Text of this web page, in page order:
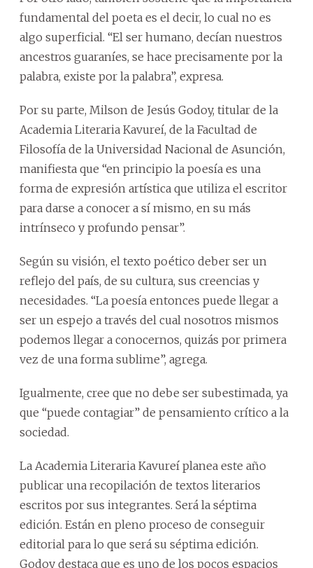
fundamental del poeta es el decir, lo cual no es
algo superficial. “El ser humano, decían nuestros
ancestros guaraníes, se hace precisamente por la
palabra, existe por la palabra”, expresa.
Por su parte, Milson de Jesús Godoy, titular de la
Academia Literaria Kavureí, de la Facultad de
Filosofía de la Universidad Nacional de Asunción,
manifiesta que “en principio la poesía es una
forma de expresión artística que utiliza el escritor
para darse a conocer a sí mismo, en su más
intrínseco y profundo pensar”.
Según su visión, el texto poético deber ser un
reflejo del país, de su cultura, sus creencias y
necesidades. “La poesía entonces puede llegar a
ser un espejo a través del cual nosotros mismos
podemos llegar a conocernos, quizás por primera
vez de una forma sublime”, agrega.
Igualmente, cree que no debe ser subestimada, ya
que “puede contagiar” de pensamiento crítico a la
sociedad.
La Academia Literaria Kavureí planea este año
publicar una recopilación de textos literarios
escritos por sus integrantes. Será la séptima
edición. Están en pleno proceso de conseguir
editorial para lo que será su séptima edición.
Godoy destaca que es uno de los pocos espacios